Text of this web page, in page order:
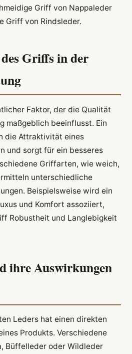
Griff von Nappaleder
Griff von Rindsleder.
Griffs in der
Faktor, der die Qualität
maßgeblich beeinflusst. Ein
die Attraktivität eines
und sorgt für ein besseres
Griffarten, wie weich,
unterschiedliche
Beispielsweise wird ein
und Komfort assoziiert,
Robustheit und Langlebigkeit
ihre Auswirkungen
Leders hat einen direkten
Produkts. Verschiedene
Büffelleder oder Wildleder